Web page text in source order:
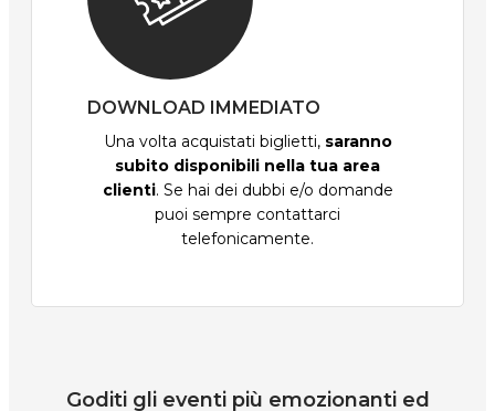
DOWNLOAD IMMEDIATO
Una volta acquistati biglietti, saranno
subito disponibili nella tua area
clienti. Se hai dei dubbi e/o domande
puoi sempre contattarci
telefonicamente.
Goditi gli eventi più emozionanti ed